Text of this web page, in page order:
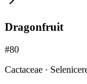
Dragonfruit
#80
Cactaceae ·